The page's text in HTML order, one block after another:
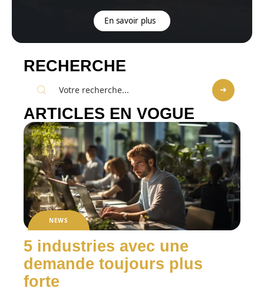
En savoir plus
RECHERCHE
ARTICLES EN VOGUE
NEWS
5 industries avec une
demande toujours plus
forte